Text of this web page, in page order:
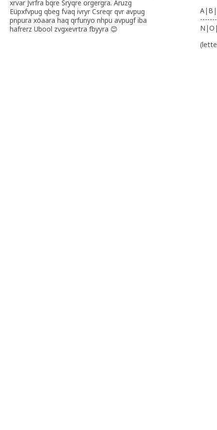
xrvar Jvrfra bqre Sryqre orgergra. Aruzg
Eüpxfvpug qbeg fvaq ivryr Csreqr qvr avpug
pnpura xöaara haq qrfunyo nhpu avpugf iba
hafrerz Ubool zvgxevrtra fbyyra 😊